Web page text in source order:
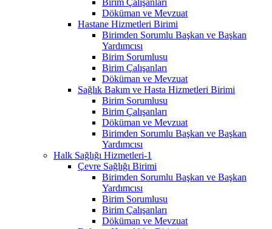
Döküman ve Mevzuat
Hastane Hizmetleri Birimi
Birimden Sorumlu Başkan ve Başkan
Yardımcısı
Birim Sorumlusu
Birim Çalışanları
Döküman ve Mevzuat
Sağlık Bakım ve Hasta Hizmetleri Birimi
Birim Sorumlusu
Birim Çalışanları
Döküman ve Mevzuat
Birimden Sorumlu Başkan ve Başkan
Yardımcısı
Halk Sağlığı Hizmetleri-1
Çevre Sağlığı Birimi
Birimden Sorumlu Başkan ve Başkan
Yardımcısı
Birim Sorumlusu
Birim Çalışanları
Döküman ve Mevzuat